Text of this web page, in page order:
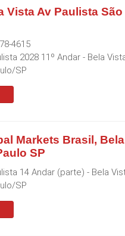
Vista Av Paulista São
4615
2028 11º Andar - Bela
/SP
Markets Brasil,
SP
14 Andar (parte) - Bela
/SP